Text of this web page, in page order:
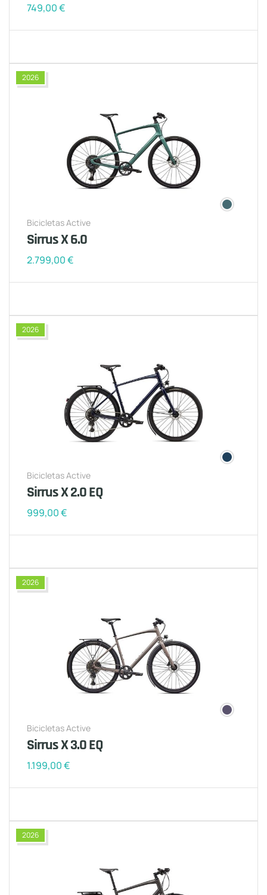
749,00€
2026
Bicicletas Active
Sirrus X 6.0
2.799,00€
2026
Bicicletas Active
Sirrus X 2.0 EQ
999,00€
2026
Bicicletas Active
Sirrus X 3.0 EQ
1.199,00€
2026